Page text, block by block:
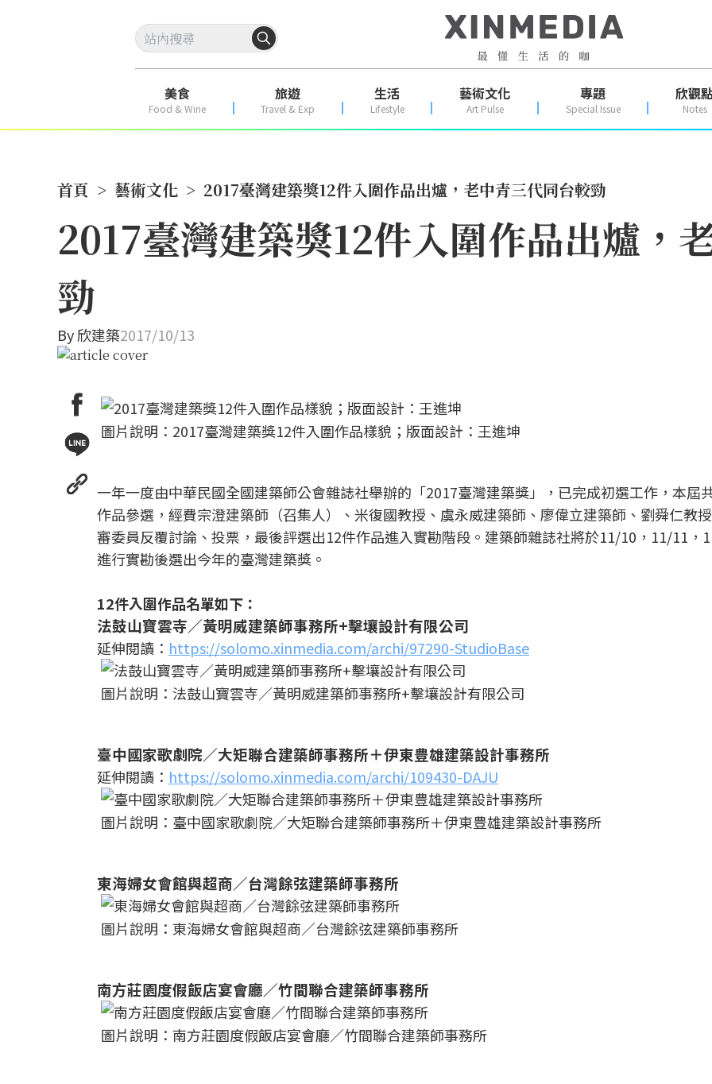
美食
Food & Wine
旅遊
Travel & Exp
生活
Lifestyle
藝術文化
Art Pulse
專題
Special Issue
欣觀
Notes
首頁 > 藝術文化 > 2017臺灣建築獎12件入圍作品出爐，老中青三代同台較勁
2017臺灣建築獎12件入圍作品出爐，
勁
By欣建築2017/10/13
圖片說明：2017臺灣建築獎12件入圍作品樣貌；版面設計：王進坤
一年一度由中華民國全國建築師公會雜誌社舉辦的「2017臺灣建築獎」，已完成初選工作，本屆
作品參選，經費宗澄建築師（召集人）、米復國教授、虞永威建築師、廖偉立建築師、劉舜仁教
審委員反覆討論、投票，最後評選出12件作品進入實勘階段。建築師雜誌社將於11/10，11/11，
進行實勘後選出今年的臺灣建築獎。
12件入圍作品名單如下：
法鼓山寶雲寺／黃明威建築師事務所+擊壤設計有限公司
延伸閱讀： https://solomo.xinmedia.com/archi/97290-StudioBase
圖片說明：法鼓山寶雲寺／黃明威建築師事務所+擊壤設計有限公司
臺中國家歌劇院／大矩聯合建築師事務所＋伊東豊雄建築設計事務所
延伸閱讀： https://solomo.xinmedia.com/archi/109430-DAJU
圖片說明：臺中國家歌劇院／大矩聯合建築師事務所＋伊東豊雄建築設計事務所
東海婦女會館與超商／台灣餘弦建築師事務所
圖片說明：東海婦女會館與超商／台灣餘弦建築師事務所
南方莊園度假飯店宴會廳／竹間聯合建築師事務所
圖片說明：南方莊園度假飯店宴會廳／竹間聯合建築師事務所